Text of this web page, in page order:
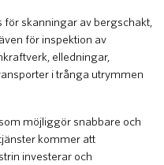
skanningar av bergschakt,
för inspektion av
elledningar,
i trånga utrymmen
möjliggör snabbare och
kommer att
investerar och